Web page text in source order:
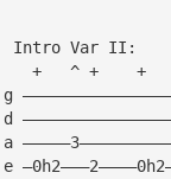
Intro Var II:
+   ^ +    +
g
d
a
e